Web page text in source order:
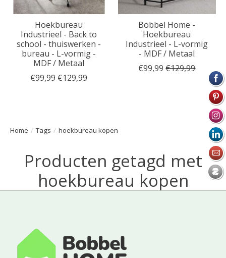
Home / Tags / hoekbureau kopen
Producten getagd met
hoekbureau kopen
Hoekbureau
Industrieel - Back to
school - thuiswerken -
bureau - L-vormig -
MDF / Metaal
€99,99 €129,99
Bobbel Home -
Hoekbureau
Industrieel - L-vormig
- MDF / Metaal
€99,99 €129,99